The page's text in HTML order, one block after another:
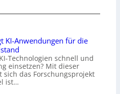
KI-Anwendungen für die
Technologien schnell und
einsetzen? Mit dieser
sich das Forschungsprojekt
ist…